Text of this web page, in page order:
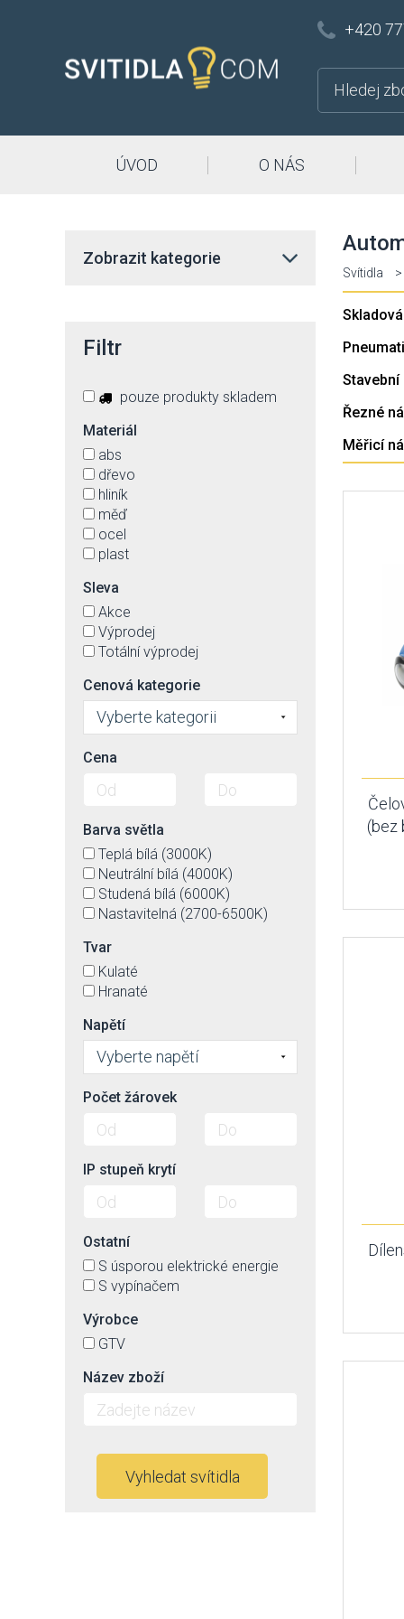
+420
ÚVOD O NÁS
Svítidla >
Stavební
Řezné
Měřicí
(bez
Zobrazit kategorie
Filtr
pouze produkty skladem
Materiál
abs
dřevo
hliník
měď
ocel
plast
Sleva
Akce
Výprodej
Totální výprodej
Cenová kategorie
Vyberte kategorii
Cena
Barva světla
Teplá bílá (3000K)
Neutrální bílá (4000K)
Studená bílá (6000K)
Nastavitelná (2700-6500K)
Tvar
Kulaté
Hranaté
Napětí
Vyberte napětí
Počet žárovek
IP stupeň krytí
Ostatní
S úsporou elektrické energie
S vypínačem
Výrobce
GTV
Název zboží
Vyhledat svítidla